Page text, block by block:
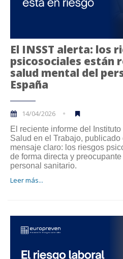
El INSST alerta: los
psicosociales están
salud mental del
España
14/04/2026
El reciente informe del
Salud en el Trabajo,
mensaje claro: los riesgos
de forma directa y
personal sanitario.
Leer más...